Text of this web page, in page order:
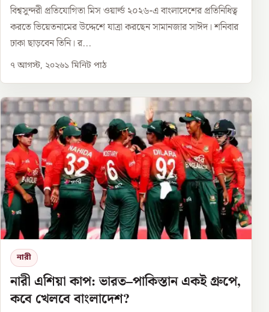
বিশ্বসুন্দরী প্রতিযোগিতা মিস ওয়ার্ল্ড ২০২৬-এ বাংলাদেশের প্রতিনিধিত্ব
করতে ভিয়েতনামের উদ্দেশে যাত্রা করছেন সামানজার সাঈদ। শনিবার
ঢাকা ছাড়বেন তিনি। র...
৭ আগস্ট, ২০২৬১ মিনিট পাঠ
নারী
নারী এশিয়া কাপ: ভারত–পাকিস্তান একই গ্রুপে,
কবে খেলবে বাংলাদেশ?